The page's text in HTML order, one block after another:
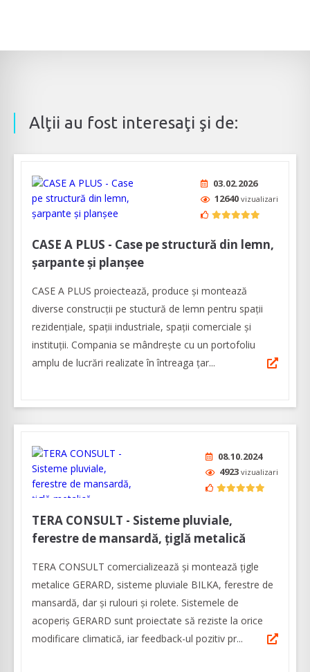
Alţii au fost interesaţi şi de:
03.02.2026
12640 vizualizari
CASE A PLUS - Case pe structură din lemn,
șarpante și planșee
CASE A PLUS proiectează, produce și montează
diverse construcții pe stuctură de lemn pentru spații
rezidențiale, spații industriale, spații comerciale și
instituții. Compania se mândrește cu un portofoliu
amplu de lucrări realizate în întreaga țar...
08.10.2024
4923 vizualizari
TERA CONSULT - Sisteme pluviale,
ferestre de mansardă, țiglă metalică
TERA CONSULT comercializează și montează țigle
metalice GERARD, sisteme pluviale BILKA, ferestre de
mansardă, dar și rulouri și rolete. Sistemele de
acoperiș GERARD sunt proiectate să reziste la orice
modificare climatică, iar feedback-ul pozitiv pr...